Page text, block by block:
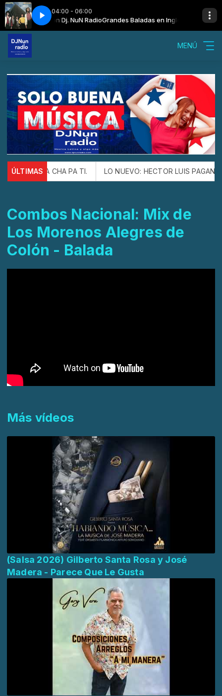
04:00 - 06:00
con Dj. NuN RadioGrandes Baladas en Ingles (Madrugada)
Love Air Supply - Lost In Love
MENÚ
ÚLTIMAS
CHA CHA PA TI. LO NUEVO: HECTOR LUIS PAGAN Y
Combos Nacional: Mix de
Los Morenos Alegres de
Colón - Balada
Más vídeos
(Salsa 2026) Gilberto Santa Rosa y José
Madera - Parece Que Le Gusta